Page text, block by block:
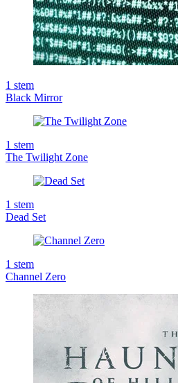
1 stem
Black Mirror
1 stem
The Twilight Zone
1 stem
Dead Set
1 stem
Channel Zero